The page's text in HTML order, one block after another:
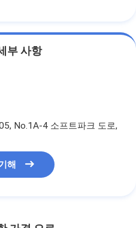
부 사항
No.1A-4 소프트파크 도로,
해